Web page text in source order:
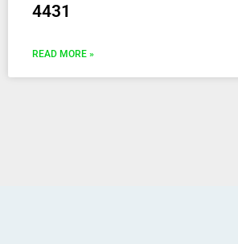
4431
READ MORE »